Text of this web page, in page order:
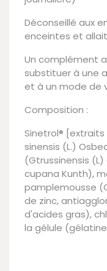
Déconseillé aux
enceintes et
Un complément
substituer à une
et à un mode de
Composition :
Sinetrol®
sinensis (L.)
(Gtrussinensis
cupana Kunth),
pamplemousse
de zinc,
d'acides gras),
la gélule